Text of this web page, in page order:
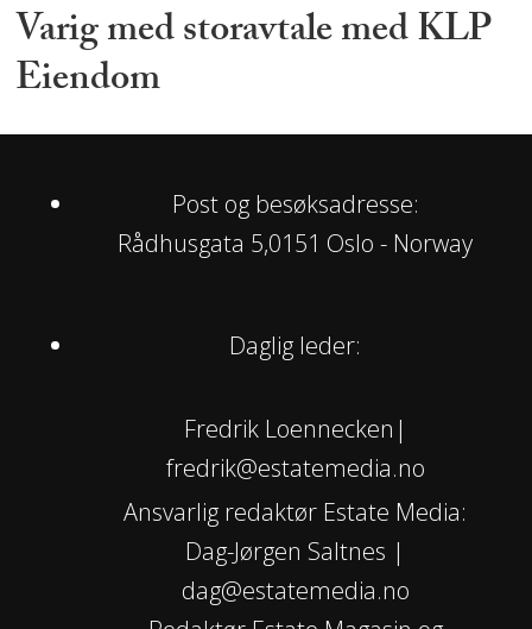
Varig med storavtale med KLP
Eiendom
Post og besøksadresse:
Rådhusgata 5,0151 Oslo - Norway
Daglig leder:
Fredrik Loennecken|
fredrik@estatemedia.no
Ansvarlig redaktør Estate Media:
Dag-Jørgen Saltnes |
dag@estatemedia.no